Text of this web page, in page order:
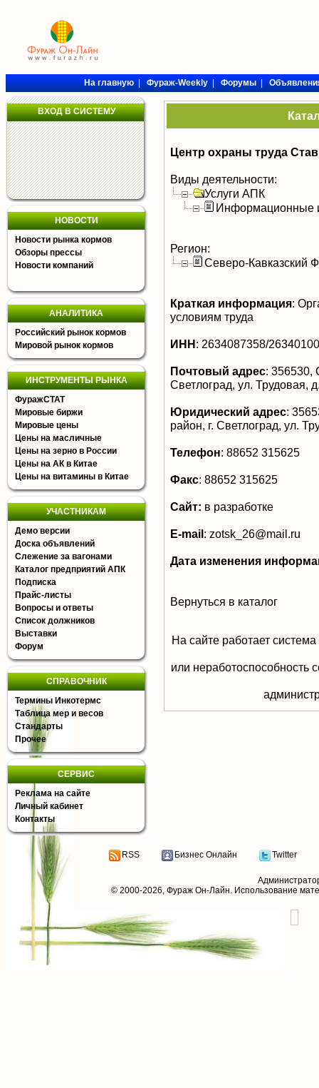
На главную|Фураж-Weekly|Форумы|
ВХОД В СИСТЕМУ
НОВОСТИ
Новости рынка кормов
Обзоры прессы
Новости компаний
АНАЛИТИКА
Российский рынок кормов
Мировой рынок кормов
ИНСТРУМЕНТЫ РЫНКА
ФуражСТАТ
Мировые биржи
Мировые цены
Цены на масличные
Цены на зерно в России
Цены на АК в Китае
Цены на витамины в Китае
УЧАСТНИКАМ
Демо версии
Доска объявлений
Слежение за вагонами
Каталог предприятий АПК
Подписка
Прайс-листы
Вопросы и ответы
Список должников
Выставки
Форум
СПРАВОЧНИК
Термины Инкотермс
Таблица мер и весов
Стандарты
Прочее
СЕРВИС
Реклама на сайте
Личный кабинет
Контакты
Центр охраны труда
Виды деятельности:
Услуги АПК
Информационные
Регион:
Северо-Кавказский
Краткая информация:
условиям труда
ИНН: 2634087358/
Почтовый адрес: 356530,
Светлоград, ул. Трудовая,
Юридический адрес:
район, г. Светлоград, ул.
Телефон: 88652 315625
Факс: 88652 315625
Сайт: в разработке
E-mail: zotsk_26@mail.ru
Дата изменения
Вернуться в каталог
На сайте работает
или неработоспособность
RSS Бизнес Онлайн Twitter
© 2000-2026, Фураж Он-Лайн. Использование